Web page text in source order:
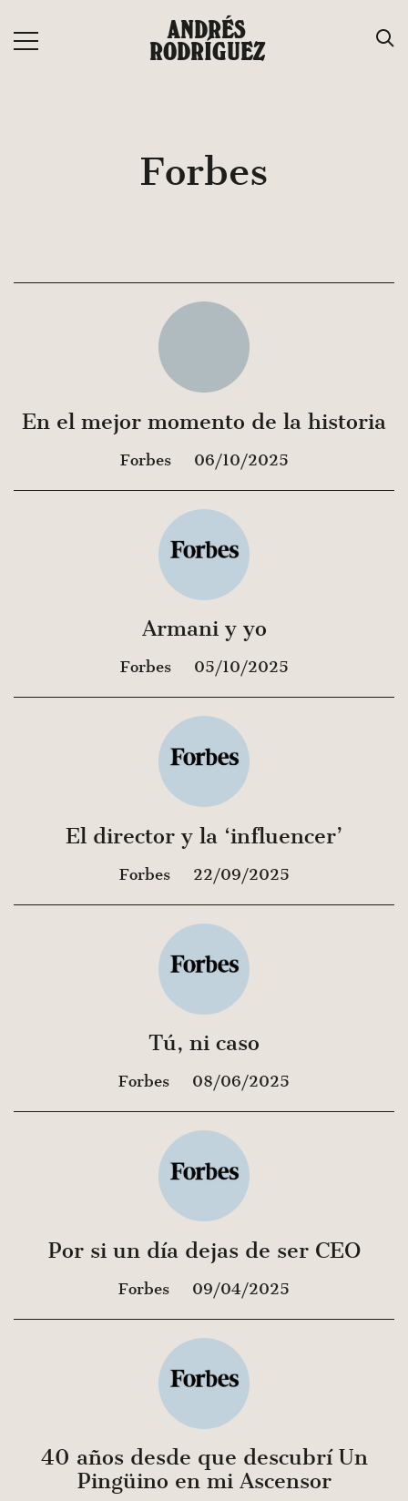
contenido
ANDRÉS
RODRÍGUEZ
Forbes
En el mejor momento de la historia
Forbes 06/10/2025
Armani y yo
Forbes 05/10/2025
El director y la ‘influencer’
Forbes 22/09/2025
Tú, ni caso
Forbes 08/06/2025
Por si un día dejas de ser CEO
Forbes 09/04/2025
40 años desde que descubrí Un
Pingüino en mi Ascensor